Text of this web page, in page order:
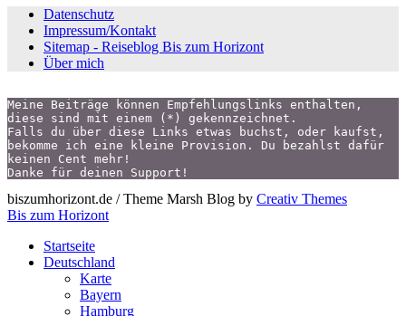
Datenschutz
Impressum/Kontakt
Sitemap - Reiseblog Bis zum Horizont
Über mich
Meine Beiträge können Empfehlungslinks enthalten,
diese sind mit einem (*) gekennzeichnet.
Falls du über diese Links etwas buchst, oder kaufst,
bekomme ich eine kleine Provision. Du bezahlst dafür
keinen Cent mehr!
Danke für deinen Support!
biszumhorizont.de / Theme Marsh Blog by Creativ Themes
Bis zum Horizont
Startseite
Deutschland
Karte
Bayern
Hamburg